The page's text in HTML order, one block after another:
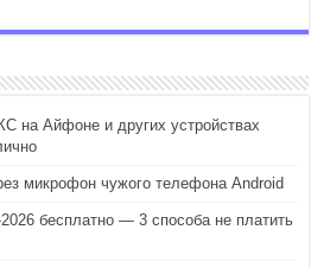
на Айфоне и других устройствах
микрофон чужого телефона Android
бесплатно — 3 способа не платить